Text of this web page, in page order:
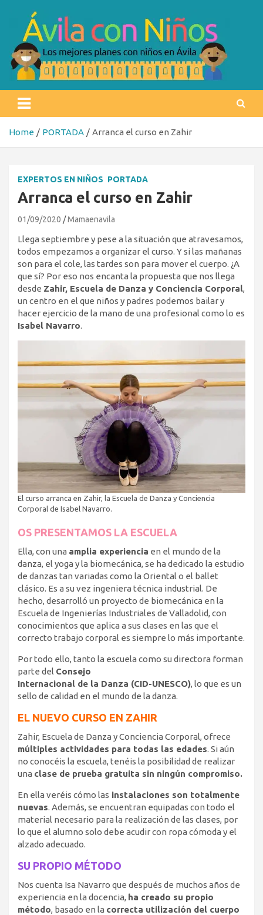
content
Ávila con niños
Home PORTADA Arranca el curso en Zahir
EXPERTOS EN NIÑOS PORTADA
Arranca el curso en Zahir
01/09/2020 Mamaenavila
Llega septiembre y pese a la situación que atravesamos,
todos empezamos a organizar el curso. Y si las mañanas
son para el cole, las tardes son para mover el cuerpo. ¿A
que sí? Por eso nos encanta la propuesta que nos llega
desde Zahir, Escuela de Danza y Conciencia Corporal,
un centro en el que niños y padres podemos bailar y
hacer ejercicio de la mano de una profesional como lo es
Isabel Navarro.
El curso arranca en Zahir, la Escuela de Danza y Conciencia
Corporal de Isabel Navarro.
OS PRESENTAMOS LA ESCUELA
Ella, con una amplia experiencia en el mundo de la
danza, el yoga y la biomecánica, se ha dedicado la estudio
de danzas tan variadas como la Oriental o el ballet
clásico. Es a su vez ingeniera técnica industrial. De
hecho, desarrolló un proyecto de biomecánica en la
Escuela de Ingenierías Industriales de Valladolid, con
conocimientos que aplica a sus clases en las que el
correcto trabajo corporal es siempre lo más importante.
Por todo ello, tanto la escuela como su directora forman
parte del Consejo
Internacional de la Danza (CID-UNESCO), lo que es un
sello de calidad en el mundo de la danza.
EL NUEVO CURSO EN ZAHIR
Zahir, Escuela de Danza y Conciencia Corporal, ofrece
múltiples actividades para todas las edades. Si aún
no conocéis la escuela, tenéis la posibilidad de realizar
una clase de prueba gratuita sin ningún compromiso.
En ella veréis cómo las instalaciones son totalmente
nuevas. Además, se encuentran equipadas con todo el
material necesario para la realización de las clases, por
lo que el alumno solo debe acudir con ropa cómoda y el
alzado adecuado.
SU PROPIO MÉTODO
Nos cuenta Isa Navarro que después de muchos años de
experiencia en la docencia, ha creado su propio
método, basado en la correcta utilización del cuerpo